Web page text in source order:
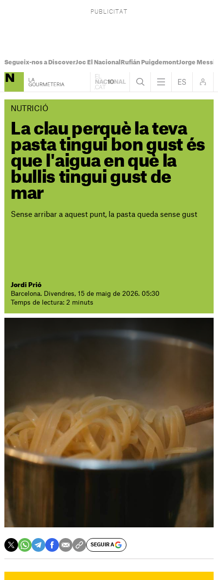
Segueix-nos a DiscoverJoc El Nacional Rufián PuigdemontJorge Messi
NUTRICIÓ
La clau perquè la teva
pasta tingui bon gust és
que l'aigua en què la
bullis tingui gust de
mar
Sense arribar a aquest punt, la pasta queda sense gust
Jordi Prió
Barcelona. Divendres, 15 de maig de 2026. 05:30
Temps de lectura: 2 minuts
SEGUIR A